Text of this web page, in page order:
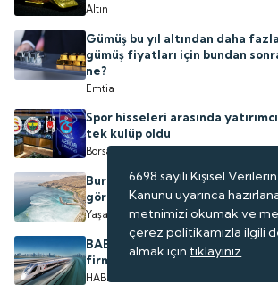
Altın
Gümüş bu yıl altından daha
gümüş fiyatları için bundan
ne?
Emtia
Spor hisseleri arasında
tek kulüp oldu
Borsa
Burası Türkiye'de: Doğanın
görüntülendi
Yaşam
BAE'nin ilk yüksek hızlı
firması yapacak
HABERLER
6698 sayılı Kişisel
Kanunu uyarınca
metnimizi okumak ve
çerez politikamızla ilgili
almak için tıklayınız .